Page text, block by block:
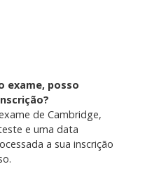
exame, posso
de Cambridge,
e uma data
a sua inscrição